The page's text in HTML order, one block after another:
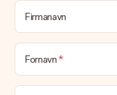
Firmanavn
Fornavn